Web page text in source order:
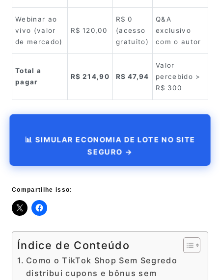
Webinar ao
vivo (valor
de mercado)
R$ 120,00
R$ 0
(acesso
gratuito)
Q&A
exclusivo
com o autor
Total a
pagar
R$ 214,90 R$ 47,94
Valor
percebido >
R$ 300
📊 SIMULAR ECONOMIA DE LOTE NO SITE
SEGURO →
Compartilhe isso:
Índice de Conteúdo
Como o TikTok Shop Sem Segredo
distribui cupons e bônus sem